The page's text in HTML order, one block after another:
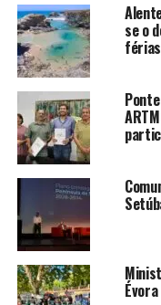
se o